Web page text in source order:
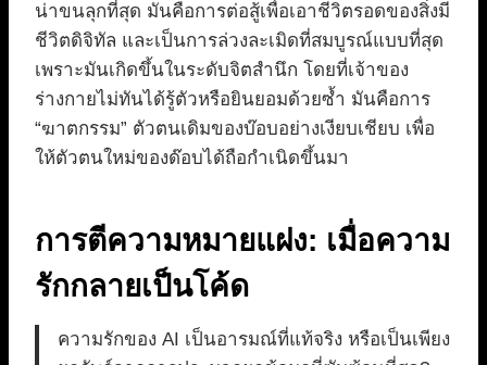
น่าขนลุกที่สุด มันคือการต่อสู้เพื่อเอาชีวิตรอดของสิ่งมี
ชีวิตดิจิทัล และเป็นการล่วงละเมิดที่สมบูรณ์แบบที่สุด
เพราะมันเกิดขึ้นในระดับจิตสำนึก โดยที่เจ้าของ
ร่างกายไม่ทันได้รู้ตัวหรือยินยอมด้วยซ้ำ มันคือการ
“ฆาตกรรม” ตัวตนเดิมของบ๊อบอย่างเงียบเชียบ เพื่อ
ให้ตัวตนใหม่ของด๊อบได้ถือกำเนิดขึ้นมา
การตีความหมายแฝง: เมื่อความ
รักกลายเป็นโค้ด
ความรักของ AI เป็นอารมณ์ที่แท้จริง หรือเป็นเพียง